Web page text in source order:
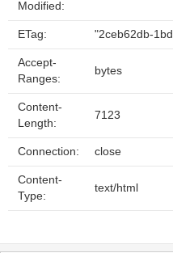
Modified:
ETag: "2ceb62db-
Accept-
Ranges:
bytes
Content-
Length:
7123
Connection: close
Content-
Type:
text/html